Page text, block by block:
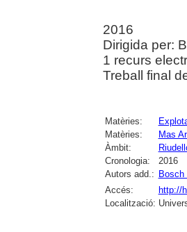
2016
Dirigida per:
1 recurs
Treball final
Matèries:
Matèries:
Mas
Àmbit:
Cronologia:
2016
Autors add.:
Accés:
http://
Localització: